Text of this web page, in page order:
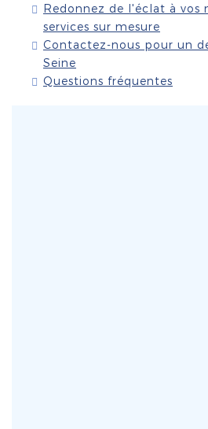
Redonnez de l'éclat à vos
services sur mesure
Contactez-nous pour un
Seine
Questions fréquentes